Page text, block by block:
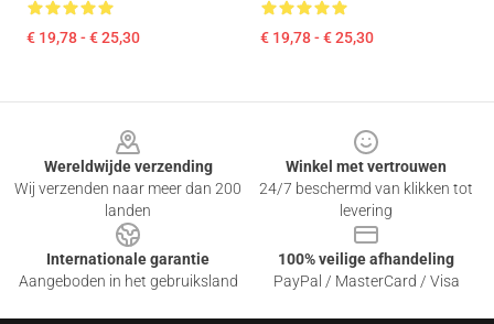
€ 19,78 - € 25,30 € 19,78 - € 25,30
Wereldwijde verzending
Wij verzenden naar meer dan 200
landen
Winkel met vertrouwen
24/7 beschermd van klikken tot
levering
Internationale garantie
Aangeboden in het gebruiksland
100% veilige afhandeling
PayPal / MasterCard / Visa